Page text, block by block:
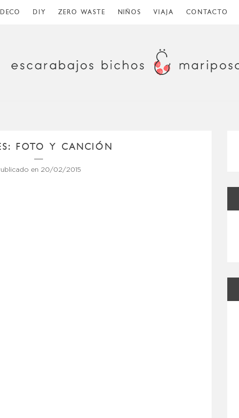
DECO DIY ZERO WASTE NIÑOS VIAJA CONTACTO
FOTO Y CANCIÓN
en 20/02/2015